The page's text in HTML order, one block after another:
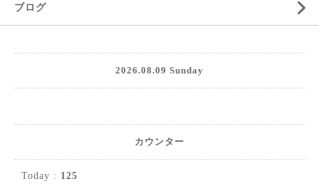
ブログ
2026.08.09 Sunday
カウンター
Today : 125